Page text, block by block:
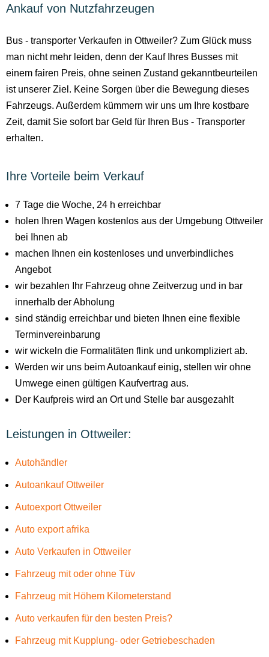
Ankauf von Nutzfahrzeugen
Bus - transporter Verkaufen in Ottweiler? Zum Glück muss
man nicht mehr leiden, denn der Kauf Ihres Busses mit
einem fairen Preis, ohne seinen Zustand gekanntbeurteilen
ist unserer Ziel. Keine Sorgen über die Bewegung dieses
Fahrzeugs. Außerdem kümmern wir uns um Ihre kostbare
Zeit, damit Sie sofort bar Geld für Ihren Bus - Transporter
erhalten.
Ihre Vorteile beim Verkauf
7 Tage die Woche, 24 h erreichbar
holen Ihren Wagen kostenlos aus der Umgebung Ottweiler
bei Ihnen ab
machen Ihnen ein kostenloses und unverbindliches
Angebot
wir bezahlen Ihr Fahrzeug ohne Zeitverzug und in bar
innerhalb der Abholung
sind ständig erreichbar und bieten Ihnen eine flexible
Terminvereinbarung
wir wickeln die Formalitäten flink und unkompliziert ab.
Werden wir uns beim Autoankauf einig, stellen wir ohne
Umwege einen gültigen Kaufvertrag aus.
Der Kaufpreis wird an Ort und Stelle bar ausgezahlt
Leistungen in Ottweiler:
Autohändler
Autoankauf Ottweiler
Autoexport Ottweiler
Auto export afrika
Auto Verkaufen in Ottweiler
Fahrzeug mit oder ohne Tüv
Fahrzeug mit Höhem Kilometerstand
Auto verkaufen für den besten Preis?
Fahrzeug mit Kupplung- oder Getriebeschaden